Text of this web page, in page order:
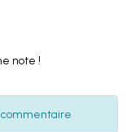
note !